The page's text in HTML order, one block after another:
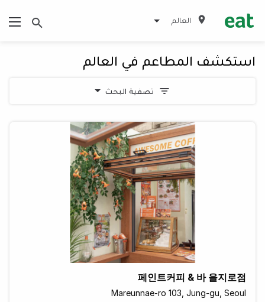
العالم
استكشف المطاعم في العالم
تصفية البحث
페인트커피 & 바 을지로점
Mareunnae-ro 103, Jung-gu, Seoul